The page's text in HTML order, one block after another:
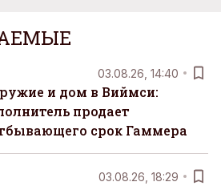
просто быть здесь
все
и за все отвечать
03.08.26, 14:40
и дом в Виймси:
продает
срок Гаммера
03.08.26, 18:29